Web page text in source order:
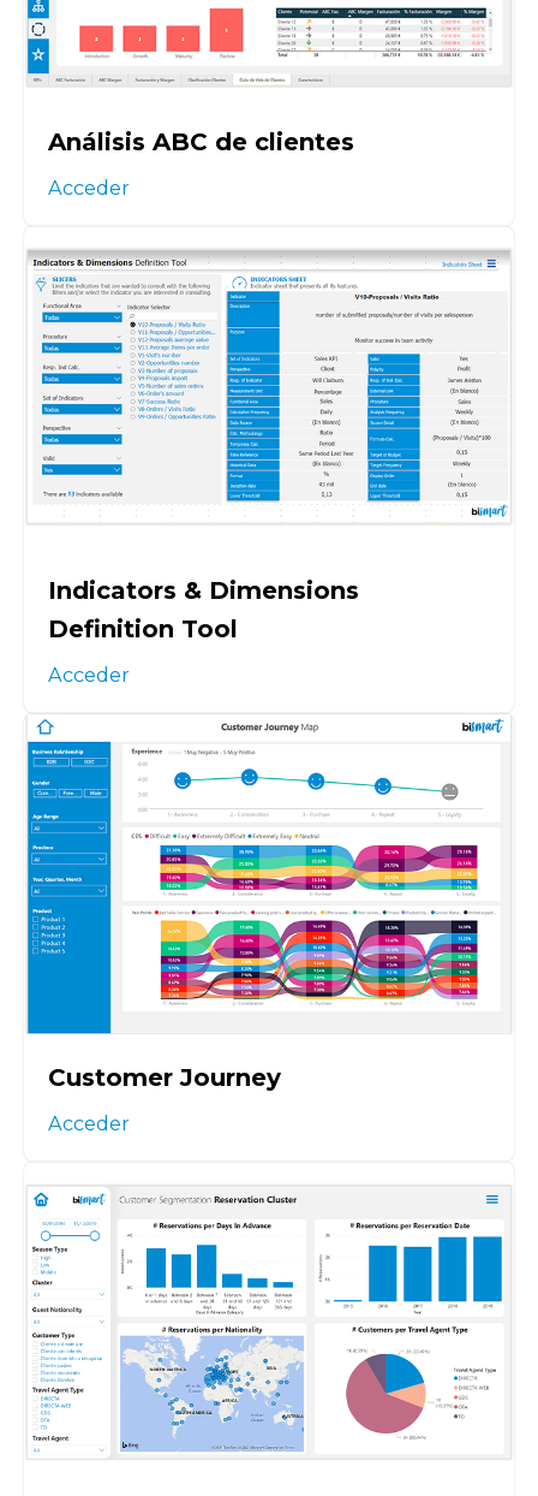
Análisis ABC de clientes
Acceder
Indicators & Dimensions
Definition Tool
Acceder
Customer Journey
Acceder